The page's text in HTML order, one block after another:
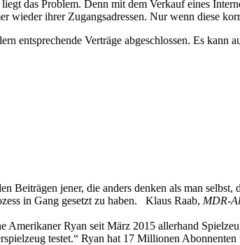
das Problem. Denn mit dem Verkauf eines
wieder ihrer Zugangsadressen. Nur wenn diese
entsprechende Verträge abgeschlossen. Es kann
Beiträgen jener, die anders denken als man
in Gang gesetzt zu haben. Klaus Raab, MDR-
Amerikaner Ryan seit März 2015 allerhand
testet.“ Ryan hat 17 Millionen